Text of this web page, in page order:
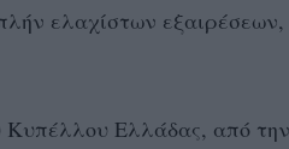
ελαχίστων
Κυπέλλου Ελλάδας, από